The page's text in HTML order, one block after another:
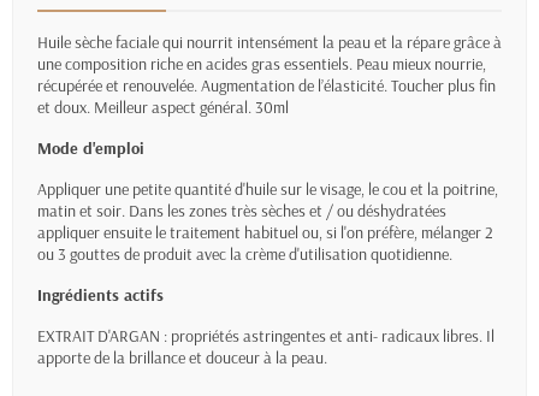
Huile sèche faciale qui nourrit intensément la peau et la répare grâce à
une composition riche en acides gras essentiels. Peau mieux nourrie,
récupérée et renouvelée. Augmentation de l’élasticité. Toucher plus fin
et doux. Meilleur aspect général. 30ml
Mode d'emploi
Appliquer une petite quantité d'huile sur le visage, le cou et la poitrine,
matin et soir. Dans les zones très sèches et / ou déshydratées
appliquer ensuite le traitement habituel ou, si l'on préfère, mélanger 2
ou 3 gouttes de produit avec la crème d'utilisation quotidienne.
Ingrédients actifs
EXTRAIT D'ARGAN : propriétés astringentes et anti- radicaux libres. Il
apporte de la brillance et douceur à la peau.